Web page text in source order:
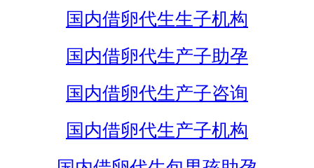
国内借卵代生生子机构
国内借卵代生产子助孕
国内借卵代生产子咨询
国内借卵代生产子机构